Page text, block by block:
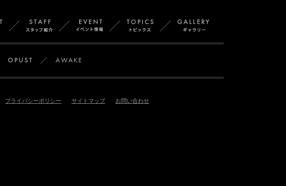
サービス＆料金店舗一覧 スタッフ紹介 イベント トピックス
SMAPPA! HANS AXEL VON FERSEN
APiTS OPUST
プライバシーポリシー サイトマップ お問い合わせ